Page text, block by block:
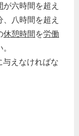
が六時間を超え
八時間を超え
休憩時間を労働
与えなければな